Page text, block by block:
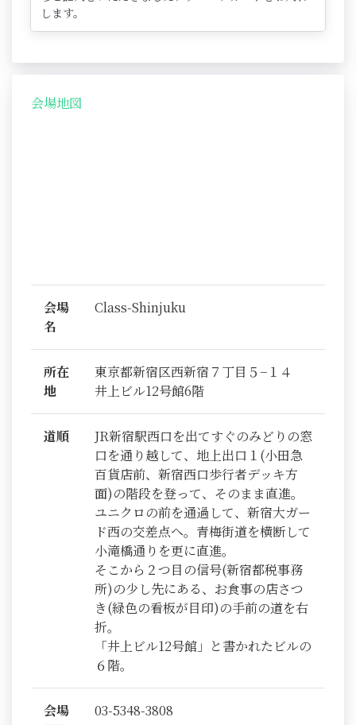
します。
会場地図
会場
名
Class-Shinjuku
所在
地
東京都新宿区西新宿７丁目５−１４
井上ビル12号館6階
道順
JR新宿駅西口を出てすぐのみどりの窓
口を通り越して、地上出口１(小田急
百貨店前、新宿西口歩行者デッキ方
面)の階段を登って、そのまま直進。
ユニクロの前を通過して、新宿大ガー
ド西の交差点へ。青梅街道を横断して
小滝橋通りを更に直進。
そこから２つ目の信号(新宿都税事務
所)の少し先にある、お食事の店さつ
き(緑色の看板が目印)の手前の道を右
折。
「井上ビル12号館」と書かれたビルの
６階。
会場
03-5348-3808